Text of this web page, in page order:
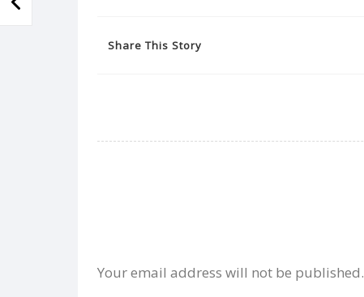
Share This Story
Your email address will not be published.